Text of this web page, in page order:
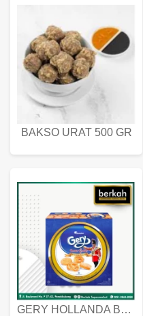
BAKSO URAT 500 GR
GERY HOLLANDA BUTTER COOKIES 450 GRAM